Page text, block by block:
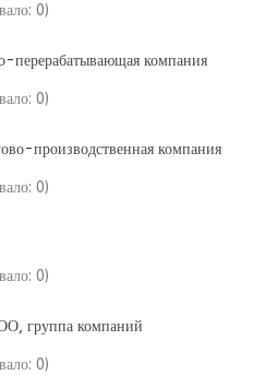
0)
перерабатывающая компания
0)
производственная компания
0)
0)
группа компаний
0)